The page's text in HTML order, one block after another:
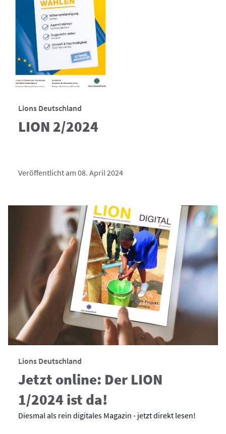
Lions Deutschland
LION 2/2024
Veröffentlicht am 08. April 2024
Lions Deutschland
Jetzt online: Der LION
1/2024 ist da!
Diesmal als rein digitales Magazin - jetzt direkt lesen!